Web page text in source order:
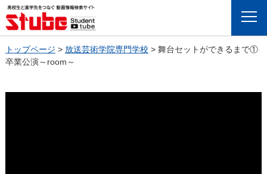
Menu
トップページ > 放送芸術学院専門学校 > 舞台セットができるまで①
卒業公演～room～